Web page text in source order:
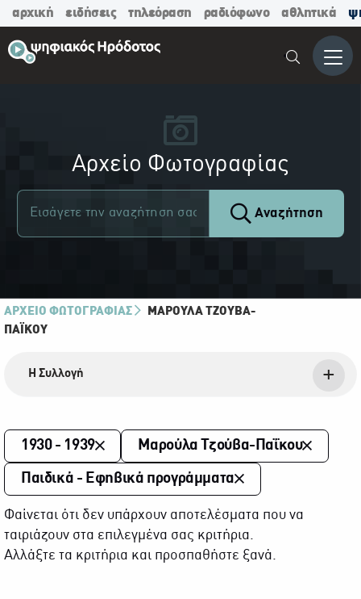
αρχική ειδήσεις τηλεόραση ραδιόφωνο αθλητικά
Μενού
Αρχείο Φωτογραφίας
Αναζήτηση
ΑΡΧΕΙΟ ΦΩΤΟΓΡΑΦΙΑΣ
ΜΑΡΟΎΛΑ ΤΖΟΎΒΑ-
ΠΑΪ́ΚΟΥ
Η Συλλογή
1930 - 1939 Μαρούλα Τζούβα-Παΐκου
Παιδικά - Εφηβικά προγράμματα
Φαίνεται ότι δεν υπάρχουν αποτελέσματα που να
ταιριάζουν στα επιλεγμένα σας κριτήρια.
Αλλάξτε τα κριτήρια και προσπαθήστε ξανά.